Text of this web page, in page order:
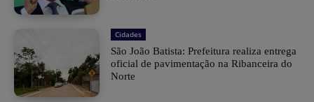
Cidades
São João Batista: Prefeitura realiza entrega
oficial de pavimentação na Ribanceira do
Norte